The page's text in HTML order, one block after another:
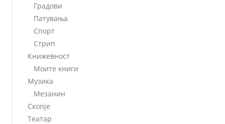
Градови
Патувања
Спорт
Стрип
Книжевност
Моите книги
Музика
Мезанин
Скопје
Театар